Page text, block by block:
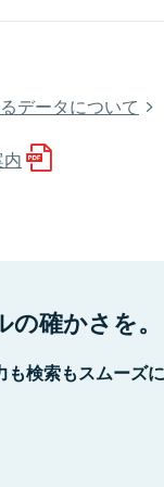
データについて
確かさを。
も検索もスムーズ